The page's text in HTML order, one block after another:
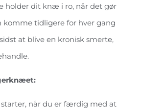
holder dit knæ i ro, når det gør
komme tidligere for hver gang
at blive en kronisk smerte,
når du er færdig med at